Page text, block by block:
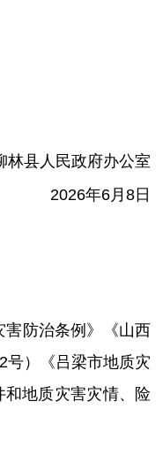
林县人民政府办公室
2026年6月 8 日
害防治条例》《山西
2号）《吕梁市地质灾
和地质灾害灾情、险